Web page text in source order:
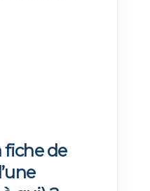
fiche de